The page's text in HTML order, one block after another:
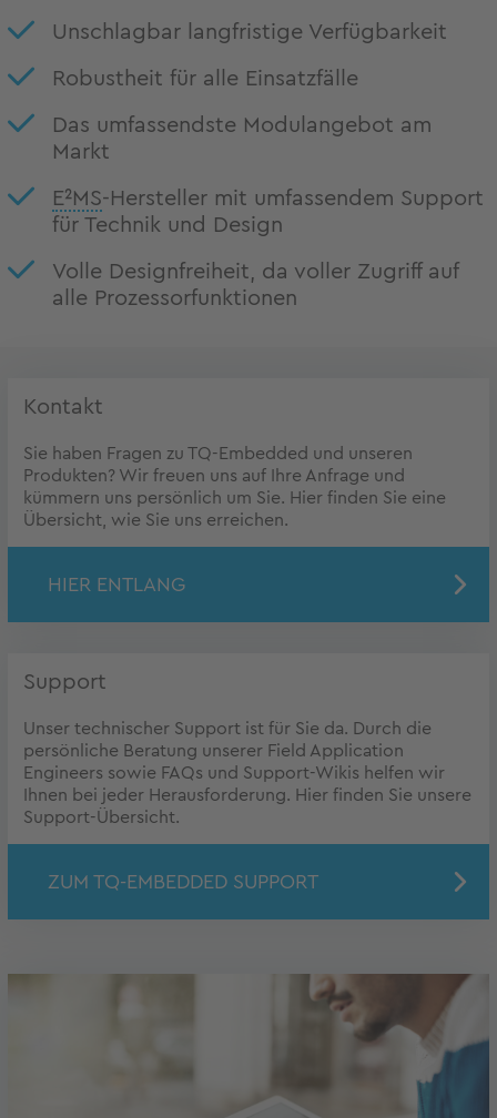
Unschlagbar langfristige Verfügbarkeit
Robustheit für alle Einsatzfälle
Das umfassendste Modulangebot am
Markt
E²MS-Hersteller mit umfassendem Support
für Technik und Design
Volle Designfreiheit, da voller Zugriff auf
alle Prozessorfunktionen
Kontakt
Sie haben Fragen zu TQ-Embedded und unseren
Produkten? Wir freuen uns auf Ihre Anfrage und
kümmern uns persönlich um Sie. Hier finden Sie eine
Übersicht, wie Sie uns erreichen.
HIER ENTLANG
Support
Unser technischer Support ist für Sie da. Durch die
persönliche Beratung unserer Field Application
Engineers sowie FAQs und Support-Wikis helfen wir
Ihnen bei jeder Herausforderung. Hier finden Sie unsere
Support-Übersicht.
ZUM TQ-EMBEDDED SUPPORT